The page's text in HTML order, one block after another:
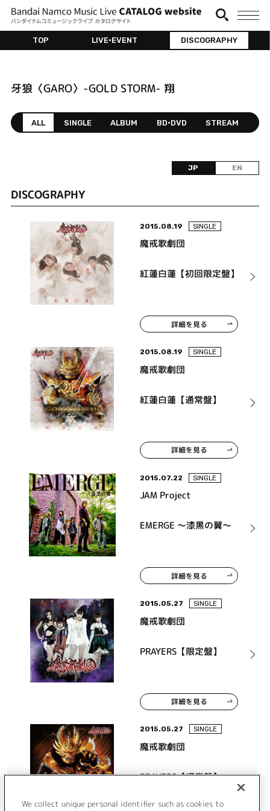
TOP LIVE•EVENT DISCOGRAPHY
牙狼〈GARO〉-GOLD STORM- 翔
ALL SINGLE ALBUM BD•DVD STREAM
JP EN
DISCOGRAPHY
2015.08.19 SINGLE
魔戒歌劇団
紅蓮白蓮【初回限定盤】
詳細を見る
2015.08.19 SINGLE
魔戒歌劇団
紅蓮白蓮【通常盤】
詳細を見る
2015.07.22 SINGLE
JAM Project
EMERGE ～漆黒の翼～
詳細を見る
2015.05.27 SINGLE
魔戒歌劇団
PRAYERS【限定盤】
詳細を見る
2015.05.27 SINGLE
魔戒歌劇団
PRAYERS【通常盤】
We collect unique personal identifier such as cookies to